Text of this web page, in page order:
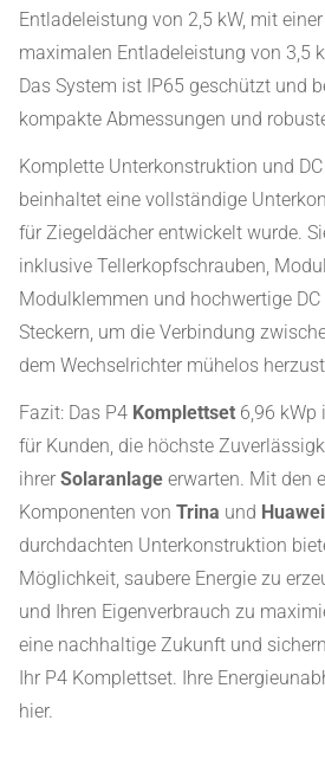
Entladeleistung von 2,5 kW, mit
maximalen Entladeleistung von 3,5
Das System ist IP65 geschützt und
kompakte Abmessungen und
Komplette Unterkonstruktion und
beinhaltet eine vollständige
für Ziegeldächer entwickelt wurde.
inklusive Tellerkopfschrauben,
Modulklemmen und hochwertige
Steckern, um die Verbindung
dem Wechselrichter mühelos
Fazit: Das P4 Komplettset 6,96 kWp
für Kunden, die höchste
ihrer Solaranlage erwarten. Mit den
Komponenten von Trina und Huawei
durchdachten Unterkonstruktion
Möglichkeit, saubere Energie zu
und Ihren Eigenverbrauch zu
eine nachhaltige Zukunft und
Ihr P4 Komplettset. Ihre
hier.